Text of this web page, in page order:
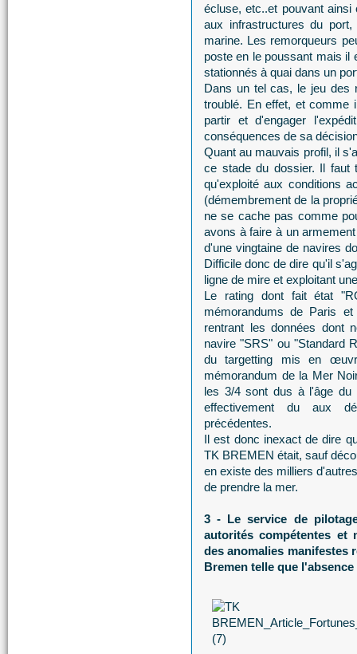
écluse, etc..et pouvant
aux infrastructures du
marine. Les remorqueurs
poste en le poussant mais il
stationnés à quai dans un
Dans un tel cas, le jeu des
troublé. En effet, et comme
partir et d'engager
conséquences de sa
Quant au mauvais profil, il
ce stade du dossier. Il faut
qu'exploité aux conditions
(démembrement de la
ne se cache pas comme
avons à faire à un
d'une vingtaine de navires
Difficile donc de dire qu'il
ligne de mire et exploitant
Le rating dont fait état
mémorandums de Paris
rentrant les données dont
navire "SRS" ou "Standard
du targetting mis en
mémorandum de la Mer
les 3/4 sont dus à l'âge du
effectivement du aux
précédentes.
Il est donc inexact de dire
TK BREMEN était, sauf
en existe des milliers
de prendre la mer.
3 - Le service de
autorités compétentes et
des anomalies manifestes
Bremen telle que